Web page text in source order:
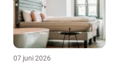
07 juni 2026